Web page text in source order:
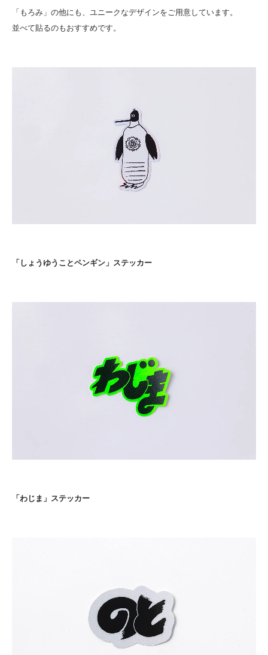
「もろみ」の他にも、ユニークなデザインをご用意しています。
並べて貼るのもおすすめです。
「しょうゆうことペンギン」ステッカー
「わじま」ステッカー